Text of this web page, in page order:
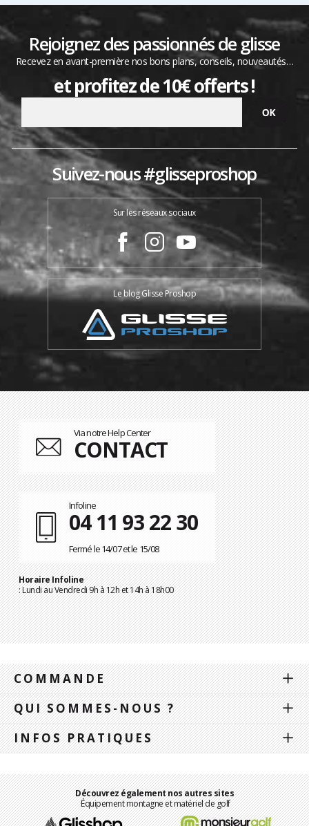
Rejoignez des passionnés de glisse
Recevez en avant-première nos bons plans, conseils, nouveautés…
et profitez de 10€ offerts !
Suivez-nous #glisseproshop
Sur les réseaux sociaux
Le blog Glisse Proshop
Via notre Help Center
CONTACT
Infoline
04 11 93 22 30
Fermé le 14/07 et le 15/08
Horaire Infoline
: Lundi au Vendredi 9h à 12h et 14h à 18h00
COMMANDE
QUI SOMMES-NOUS ?
INFOS PRATIQUES
Découvrez également nos autres sites
Équipement montagne et matériel de golf